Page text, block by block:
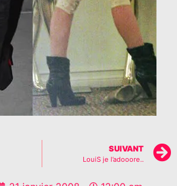
SUIVANT
LouiS je l’adooore..